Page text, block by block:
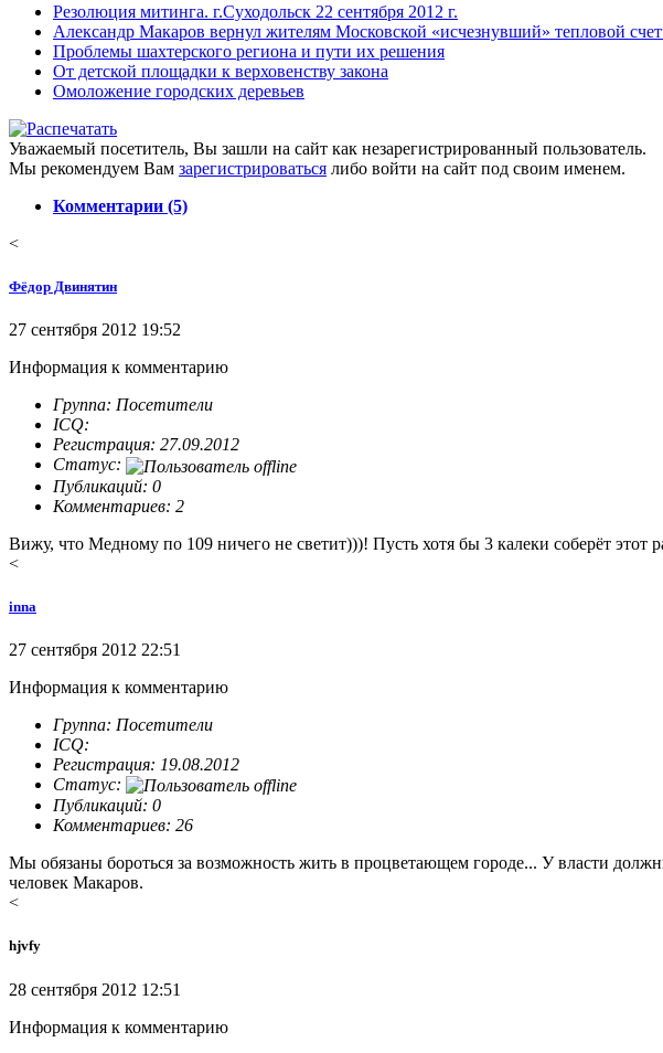
Резолюция митинга. г.Суходольск 22 сентября 2012 г.
Александр Макаров вернул жителям Московской «исчезнувший» тепловой
Проблемы шахтерского региона и пути их решения
От детской площадки к верховенству закона
Омоложение городских деревьев
Уважаемый посетитель, Вы зашли на сайт как незарегистрированный пользователь.
Мы рекомендуем Вам зарегистрироваться либо войти на сайт под своим именем.
Комментарии (5)
<
Фёдор Двинятин
27 сентября 2012 19:52
Информация к комментарию
Группа: Посетители
ICQ:
Регистрация: 27.09.2012
Статус:
Публикаций: 0
Комментариев: 2
Вижу, что Медному по 109 ничего не светит)))! Пусть хотя бы 3 калеки соберёт этот
<
inna
27 сентября 2012 22:51
Информация к комментарию
Группа: Посетители
ICQ:
Регистрация: 19.08.2012
Статус:
Публикаций: 0
Комментариев: 26
Мы обязаны бороться за возможность жить в процветающем городе... У власти
человек Макаров.
<
hjvfy
28 сентября 2012 12:51
Информация к комментарию